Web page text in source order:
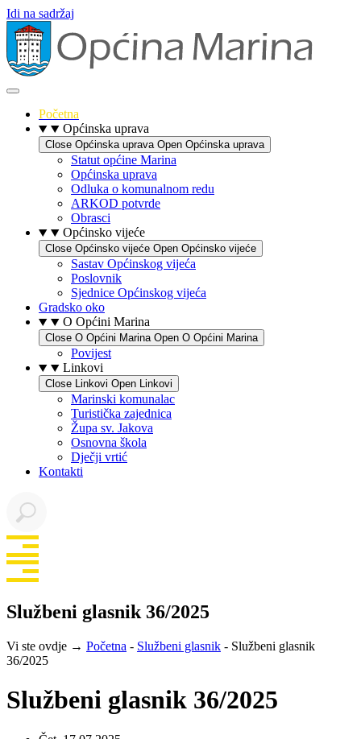
Idi na sadržaj
Početna
Općinska uprava
Close Općinska uprava Open Općinska uprava
Statut općine Marina
Općinska uprava
Odluka o komunalnom redu
ARKOD potvrde
Obrasci
Općinsko vijeće
Close Općinsko vijeće Open Općinsko vijeće
Sastav Općinskog vijeća
Poslovnik
Sjednice Općinskog vijeća
Gradsko oko
O Općini Marina
Close O Općini Marina Open O Općini Marina
Povijest
Linkovi
Close Linkovi Open Linkovi
Marinski komunalac
Turistička zajednica
Župa sv. Jakova
Osnovna škola
Dječji vrtić
Kontakti
Službeni glasnik 36/2025
Vi ste ovdje → Početna - Službeni glasnik - Službeni glasnik
36/2025
Službeni glasnik 36/2025